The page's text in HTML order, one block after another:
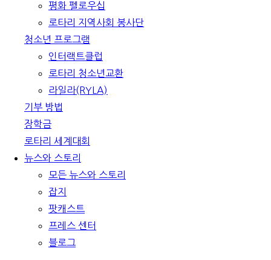
평화 펠로우십
로타리 지역사회 봉사단
청소년 프로그램
인터랙트클럽
로타리 청소년교환
라일라(RYLA)
기부 방법
장학금
로타리 세계대회
뉴스와 스토리
모든 뉴스와 스토리
잡지
팟캐스트
프레스 센터
블로그